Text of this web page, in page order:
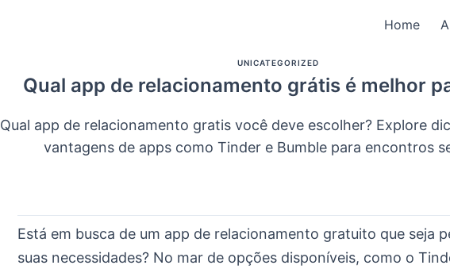
Home
UNICATEGORIZED
Qual app de relacionamento grátis é melhor
Qual app de relacionamento gratis você deve escolher? Explore
vantagens de apps como Tinder e Bumble para encontros
Está em busca de um app de relacionamento gratuito que seja
suas necessidades? No mar de opções disponíveis, como o